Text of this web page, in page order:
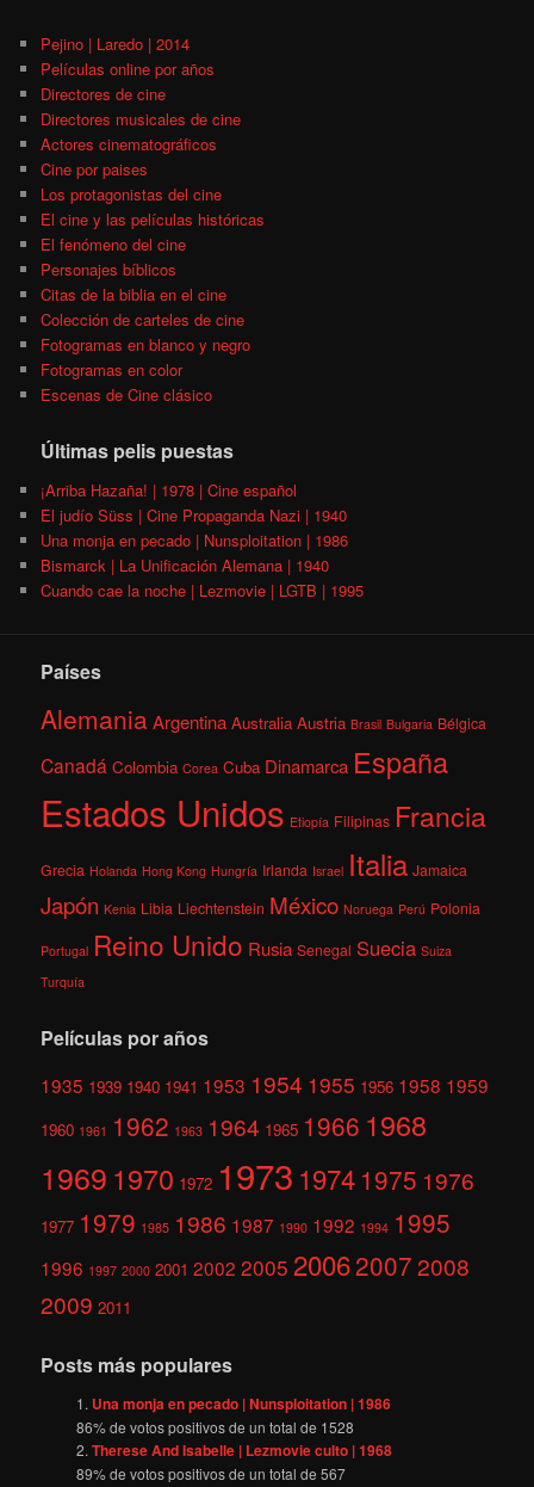
Pejino | Laredo | 2014
Películas online por años
Directores de cine
Directores musicales de cine
Actores cinematográficos
Cine por paises
Los protagonistas del cine
El cine y las películas históricas
El fenómeno del cine
Personajes bíblicos
Citas de la biblia en el cine
Colección de carteles de cine
Fotogramas en blanco y negro
Fotogramas en color
Escenas de Cine clásico
Últimas pelis puestas
¡Arriba Hazaña! | 1978 | Cine español
El judío Süss | Cine Propaganda Nazi | 1940
Una monja en pecado | Nunsploitation | 1986
Bismarck | La Unificación Alemana | 1940
Cuando cae la noche | Lezmovie | LGTB | 1995
Países
AlemaniaArgentina Australia Austria Brasil Bulgaria Bélgica
Canadá Colombia Corea Cuba Dinamarca España
Estados Unidos Etiopía Filipinas Francia
Grecia Holanda Hong Kong Hungría Irlanda Israel Italia Jamaica
Japón Kenia Libia Liechtenstein México Noruega Perú Polonia
Portugal Reino Unido Rusia Senegal Suecia Suiza
Turquía
Películas por años
1935 1939 1940 1941 1953 1954 1955 1956 1958 1959
1960 1961 1962 1963 1964 1965 1966 1968
1969 1970 1972 1973 1974 1975 1976
1977 1979 1985 1986 1987 1990 1992 1994 1995
1996 1997 2000 2001 2002 2005 200620072008
2009 2011
Posts más populares
Una monja en pecado | Nunsploitation | 1986
86% de votos positivos de un total de 1528
Therese And Isabelle | Lezmovie culto | 1968
89% de votos positivos de un total de567